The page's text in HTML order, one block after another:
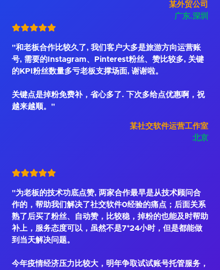
某外贸公司
广东.深圳
"和老板合作比较久了, 我们客户大多是旅游方向运营账
号, 需要的Instagram、Pinterest粉丝、赞比较多, 关键
的KPI粉丝数量多亏老板支撑场面, 谢谢啦。
关键点是掉粉免费补，省心多了. 下次多给点优惠啊，祝
越来越顺。"
某社交软件运营工作室
北京
"为老板的技术功底点赞, 两家合作最早是从技术顾问合
作的，帮助我们解决了社交软件0经验的痛点；后面关系
熟了后买了粉丝、自动赞，比较稳，掉粉的也能及时帮助
补上，服务态度可以，虽然不是7*24小时，但是都能做
到当天解决问题。
今年疫情经济压力比较大，明年争取试试账号托管服务，